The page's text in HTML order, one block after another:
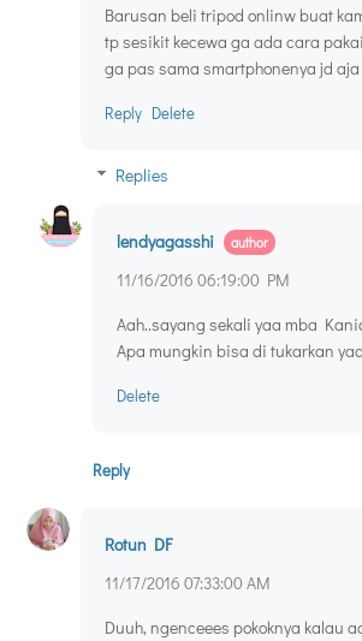
Barusan beli tripod onlinw buat
tp sesikit kecewa ga ada cara
ga pas sama smartphonenya jd
Reply Delete
Replies
lendyagasshi
11/16/2016 06:19:00 PM
Aah..sayang sekali yaa mba
Apa mungkin bisa di tukarkan
Delete
Reply
Rotun DF
11/17/2016 07:33:00 AM
Duuh, ngenceees pokoknya kalau